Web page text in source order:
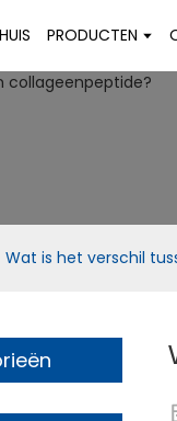
PRODUCTEN
Wat is het verschil